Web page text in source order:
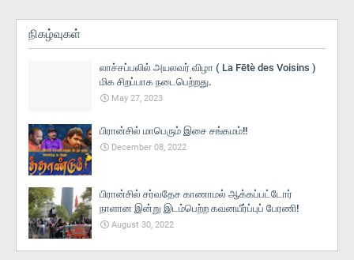
நிகழ்வுகள்
லாச்சப்பலில் அயலவர் விழா ( La Fētè des Voisins )
மிக சிறப்பாக நடைபெற்றது.
May 27, 2023
பிரான்சில் மாபெரும் இசை சங்கமம்!!
December 08, 2022
பிரான்சில் சர்வதேச காணாமல் ஆக்கப்பட்டோர்
நாளான இன்று இடம்பெற்ற கவனயீர்ப்புப் பேரணி!
August 30, 2022